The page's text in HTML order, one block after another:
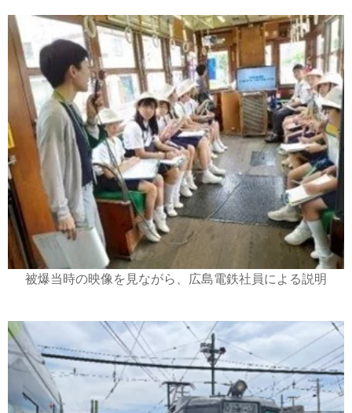
被爆当時の映像を見ながら、広島電鉄社員による説明